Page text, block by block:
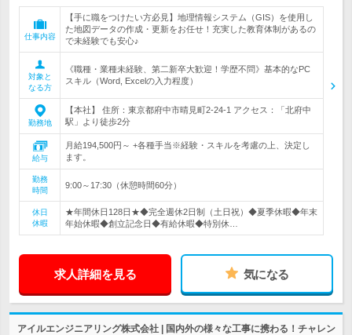
仕事内容
【手に職をつけたい方必見】地理情報システム（GIS）を使用し
た地図データの作成・更新をお任せ！充実した教育体制があるの
で未経験でも安心♪
対象と
なる方
《職種・業種未経験、第二新卒大歓迎！学歴不問》基本的なPC
スキル（Word, Excelの入力程度）
勤務地
【本社】 住所：東京都府中市晴見町2-24-1 アクセス：「北府中
駅」より徒歩2分
給与
月給194,500円～ +各種手当※経験・スキルを考慮の上、決定し
ます。
勤務
時間
9:00～17:30（休憩時間60分）
休日
休暇
★年間休日128日★◆完全週休2日制（土日祝）◆夏季休暇◆年末
年始休暇◆創立記念日◆有給休暇◆特別休…
求人詳細を見る 気になる
アイルエンジニアリング株式会社 | 国内外の様々な工事に携わる！チャレン